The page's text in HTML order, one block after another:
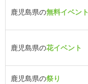
鹿児島県の無料イベント
鹿児島県の花イベント
鹿児島県の祭り